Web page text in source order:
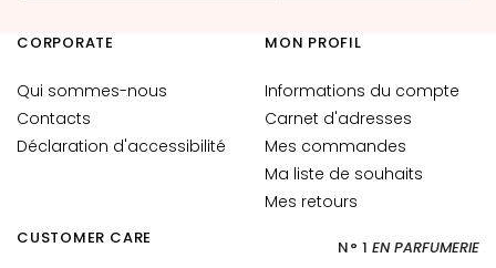
l
v
r
e
S
CORPORATE
Qui sommes-nous
Contacts
Déclaration d'accessibilité
CUSTOMER CARE
MON PROFIL
Informations du compte
Carnet d'adresses
Mes commandes
Ma liste de souhaits
Mes retours
N° 1 EN PARFUMERIE